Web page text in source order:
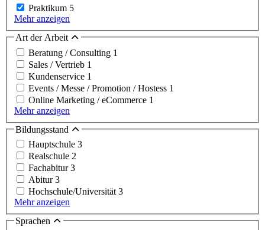
Praktikum 5
Mehr anzeigen
Art der Arbeit
Beratung / Consulting 1
Sales / Vertrieb 1
Kundenservice 1
Events / Messe / Promotion / Hostess 1
Online Marketing / eCommerce 1
Mehr anzeigen
Bildungsstand
Hauptschule 3
Realschule 2
Fachabitur3
Abitur3
Hochschule/Universität 3
Mehr anzeigen
Sprachen